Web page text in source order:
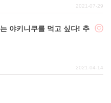
2021-07-29
야키니쿠를 먹고 싶다! 추
2021-04-14